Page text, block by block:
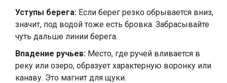
Уступы берега: Если берег резко обрывается вниз,
значит, под водой тоже есть бровка. Забрасывайте
чуть дальше линии берега.
Впадение ручьев: Место, где ручей вливается в
реку или озеро, образует характерную воронку или
канаву. Это магнит для щуки.